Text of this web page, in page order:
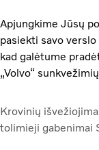
Apjungkime Jūsų
pasiekti savo
kad galėtume
„Volvo“
Krovinių
tolimieji gabenimai